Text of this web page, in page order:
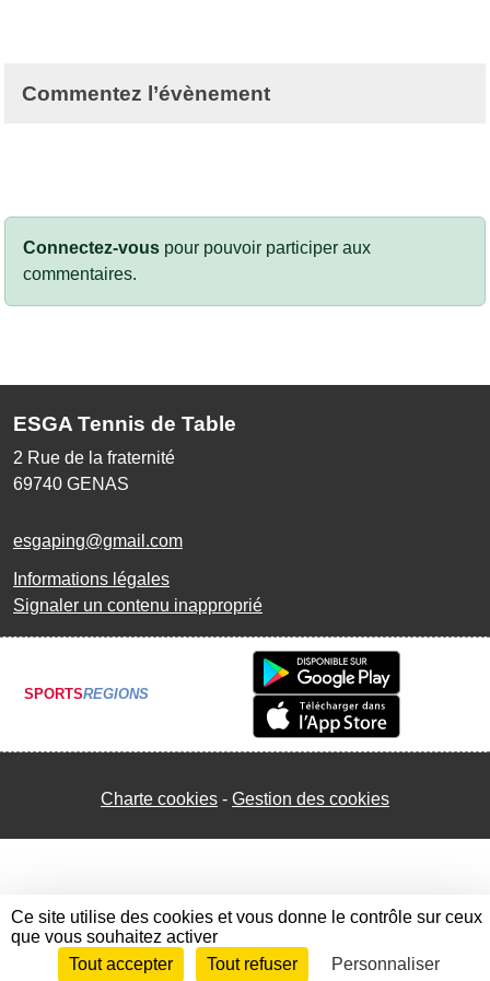
Commentez l’évènement
Connectez-vous pour pouvoir participer aux
commentaires.
ESGA Tennis de Table
2 Rue de la fraternité
69740 GENAS
esgaping@gmail.com
Informations légales
Signaler un contenu inapproprié
SPORTSREGIONS
Charte cookies Gestion des cookies
Envie de participer ? Connexion
Ce site utilise des cookies et vous donne le contrôle sur ceux
que vous souhaitez activer
Tout accepter
Tout refuser Personnaliser